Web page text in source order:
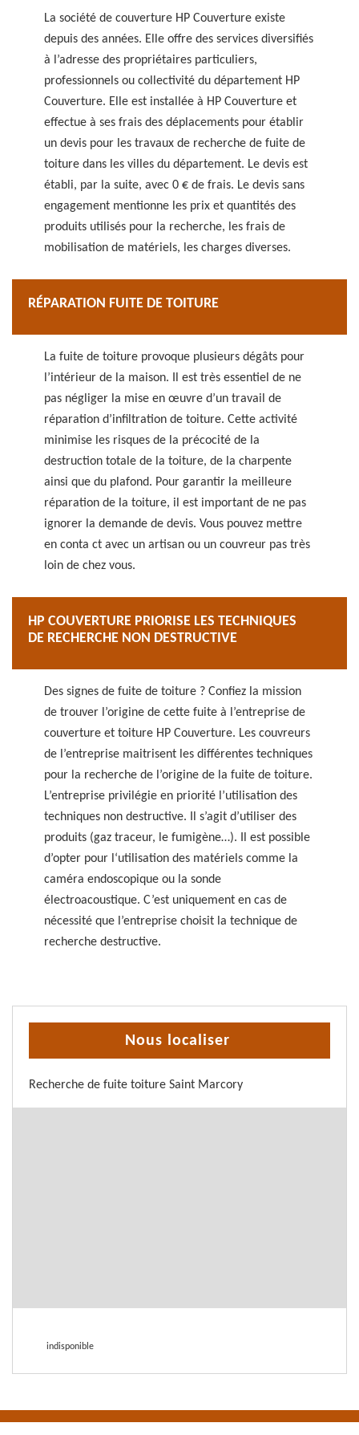
La société de couverture HP Couverture existe
depuis des années. Elle offre des services diversifiés
à l’adresse des propriétaires particuliers,
professionnels ou collectivité du département HP
Couverture. Elle est installée à HP Couverture et
effectue à ses frais des déplacements pour établir
un devis pour les travaux de recherche de fuite de
toiture dans les villes du département. Le devis est
établi, par la suite, avec 0 € de frais. Le devis sans
engagement mentionne les prix et quantités des
produits utilisés pour la recherche, les frais de
mobilisation de matériels, les charges diverses.
RÉPARATION FUITE DE TOITURE
La fuite de toiture provoque plusieurs dégâts pour
l’intérieur de la maison. Il est très essentiel de ne
pas négliger la mise en œuvre d’un travail de
réparation d’infiltration de toiture. Cette activité
minimise les risques de la précocité de la
destruction totale de la toiture, de la charpente
ainsi que du plafond. Pour garantir la meilleure
réparation de la toiture, il est important de ne pas
ignorer la demande de devis. Vous pouvez mettre
en conta ct avec un artisan ou un couvreur pas très
loin de chez vous.
HP COUVERTURE PRIORISE LES TECHNIQUES
DE RECHERCHE NON DESTRUCTIVE
Des signes de fuite de toiture ? Confiez la mission
de trouver l’origine de cette fuite à l’entreprise de
couverture et toiture HP Couverture. Les couvreurs
de l’entreprise maitrisent les différentes techniques
pour la recherche de l’origine de la fuite de toiture.
L’entreprise privilégie en priorité l’utilisation des
techniques non destructive. Il s’agit d’utiliser des
produits (gaz traceur, le fumigène…). Il est possible
d’opter pour l‘utilisation des matériels comme la
caméra endoscopique ou la sonde
électroacoustique. C’est uniquement en cas de
nécessité que l’entreprise choisit la technique de
recherche destructive.
Nous localiser
Recherche de fuite toiture Saint Marcory
indisponible